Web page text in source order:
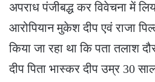
अपराध पंजीबद्ध कर विवेचना में
आरोपियान मुकेश दीप एवं राजा
किया जा रहा था कि पता तलाश
दीप पिता भास्कर दीप उम्र 30